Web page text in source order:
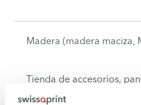
Madera (madera maciza,
Tienda de accesorios,
calidad